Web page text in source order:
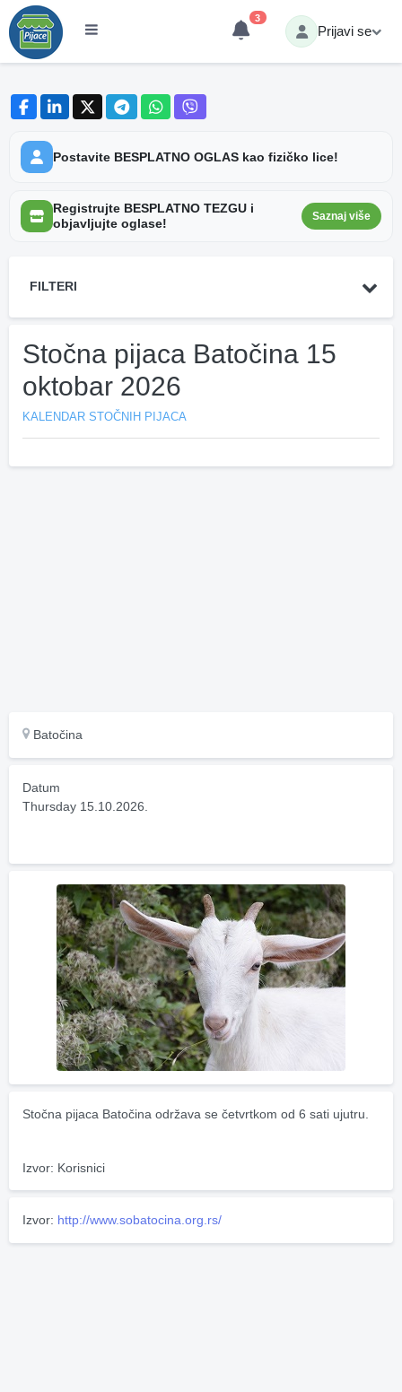
3
Prijavi se
Postavite BESPLATNO OGLAS kao fizičko lice!
Registrujte BESPLATNO TEZGU i
objavljujte oglase!
Saznaj više
FILTERI
Stočna pijaca Batočina 15
oktobar 2026
KALENDAR STOČNIH PIJACA
Batočina
Datum
Thursday 15.10.2026.
Stočna pijaca Batočina održava se četvrtkom od 6 sati ujutru.
Izvor: Korisnici
Izvor: http://www.sobatocina.org.rs/